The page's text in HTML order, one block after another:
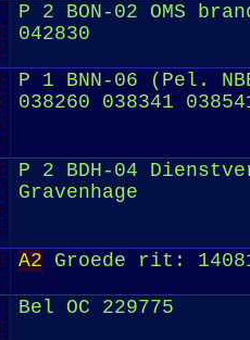
P 2 BON-02 OMS
042830
P 1 BNN-06 (Pel.
038260 038341
P 2 BDH-04
Gravenhage
A2 Groede rit:
Bel OC 229775